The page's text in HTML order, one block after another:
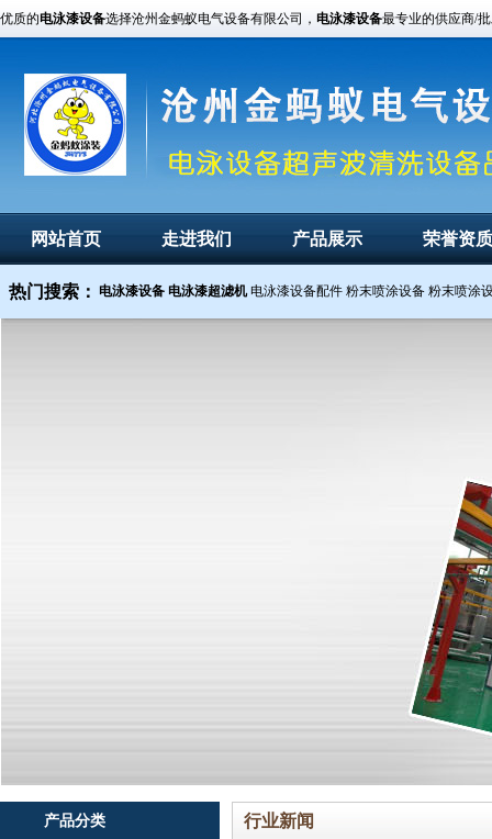
优质的电泳漆设备选择沧州金蚂蚁电气设备有限公司， 电泳漆设备最专业的供应商/
网站首页 走进我们 产品展示 荣誉资质
热门搜索： 电泳漆设备 电泳漆超滤机 电泳漆设备配件 粉末喷涂设备 粉末喷涂
产品分类 行业新闻